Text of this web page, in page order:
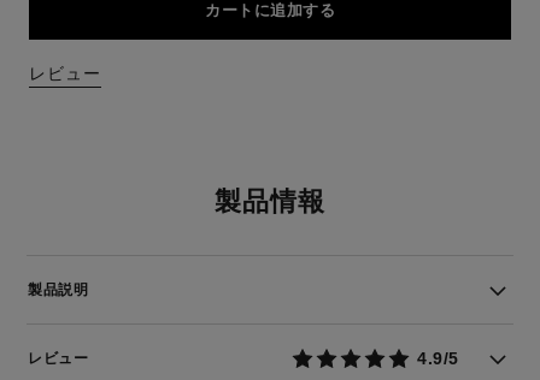
カートに追加する
レビュー
製品情報
製品説明
レビュー 4.9/5